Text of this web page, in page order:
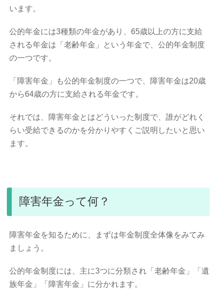
います。
公的年金には3種類の年金があり、65歳以上の方に支給
される年金は「老齢年金」という年金で、公的年金制度
の一つです。
「障害年金」も公的年金制度の一つで、障害年金は20歳
から64歳の方に支給される年金です。
それでは、障害年金とはどういった制度で、誰がどれく
らい受給できるのかを分かりやすくご説明したいと思い
ます。
障害年金って何？
障害年金を知るために、まずは年金制度全体像をみてみ
ましょう。
公的年金制度には、主に3つに分類され「老齢年金」「遺
族年金」「障害年金」に分かれます。